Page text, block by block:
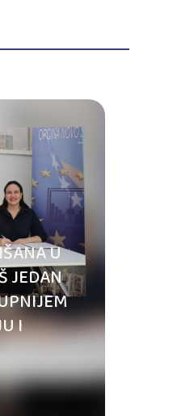
U
JEDAN
I